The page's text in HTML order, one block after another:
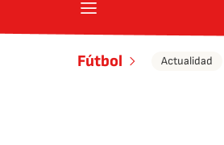
Fútbol Actualidad